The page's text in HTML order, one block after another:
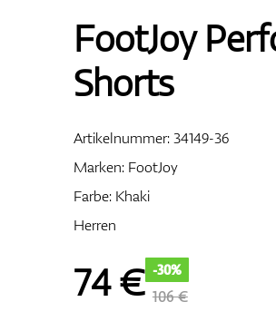
FootJoy
Shorts
Artikelnummer:34149-36
Marken: FootJoy
Farbe: Khaki
Herren
74€ -30%
106 €